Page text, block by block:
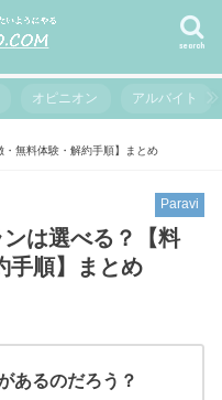
search
オピニオン アルバイト
無料体験・解約手順】まとめ
Paravi
は選べる？【料
手順】まとめ
あるのだろう？